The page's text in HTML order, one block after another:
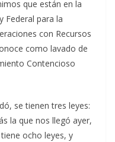
que están en la
Federal para la
con Recursos
como lavado de
Contencioso
se tienen tres leyes:
la que nos llegó ayer,
ocho leyes, y